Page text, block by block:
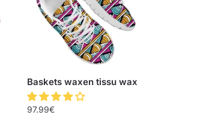
Baskets waxen tissu wax
97.99€